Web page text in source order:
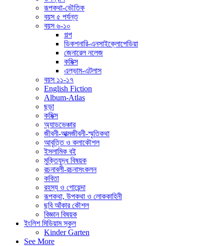
রূপকথা-ভৌতিক
বয়স ৫ পর্যন্ত
বয়স ৬-১০
গল্প
ডিকশনারি-এনসাইক্লোপেডিয়া
জেনারেল নলেজ
কমিক্স
এল্ভাম-এটলাস
বয়স ১১-১৭
English Fiction
Album-Atlas
ছড়া
কমিক্স
অ্যাডভেঞ্চার
জীবনী-আত্মজীবনী-স্মৃতিকথা
আবৃত্তি ও কলাকৌশল
ইসলামিক বই
মুক্তিযুদ্ধ বিষয়ক
রচনাবলী-রচনাসংকলন
কবিতা
রহস্য ও গোয়েন্দা
রূপকথা, উপকথা ও লোককাহিনী
ছবি আঁকার কৌশল
বিজ্ঞান বিষয়ক
ইংলিশ মিডিয়াম স্কুল
Kinder Garten
See More